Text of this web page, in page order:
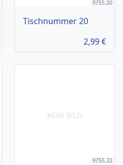
9755.20
Tischnummer 20
2,99€
KEIN BILD
9755.22